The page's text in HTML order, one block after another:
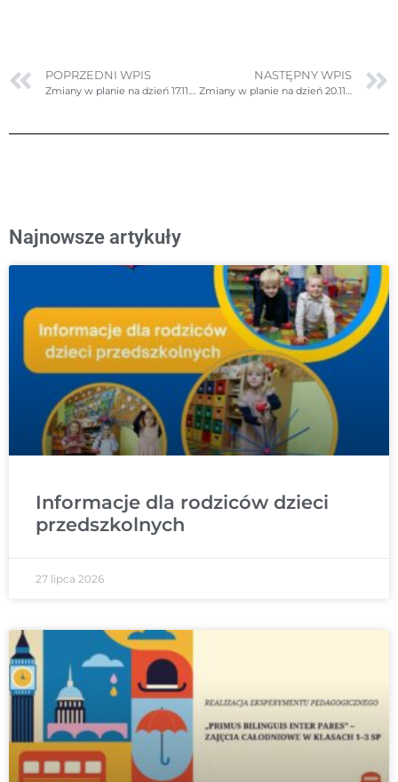
POPRZEDNI WPIS NASTĘPNY WPIS
Najnowsze artykuły
Informacje dla rodziców dzieci
przedszkolnych
27 lipca 2026